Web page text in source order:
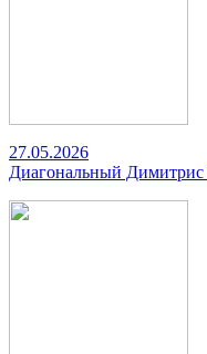
27.05.2026
Диагональный Димитрис